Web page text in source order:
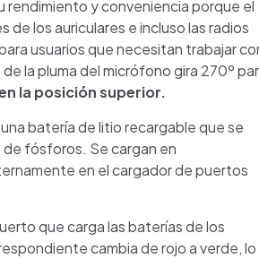
y conveniencia porque el
los auriculares e incluso las radios
usuarios que necesitan trabajar
la pluma del micrófono gira 270º
la posición superior.
batería de litio recargable que se
de fósforos. Se cargan en
en el cargador de puertos
que carga las baterías de los
cambia de rojo a verde, lo